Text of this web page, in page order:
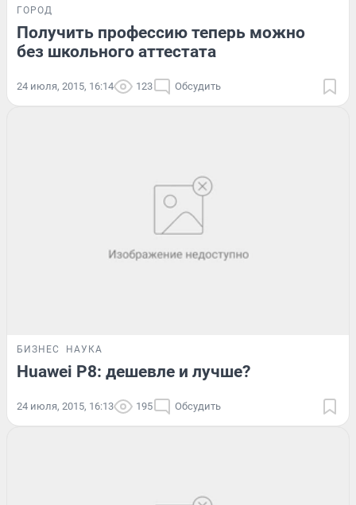
ГОРОД
Получить профессию теперь можно
без школьного аттестата
24 июля, 2015, 16:14 123 Обсудить
БИЗНЕС НАУКА
Huawei P8: дешевле и лучше?
24 июля, 2015, 16:13 195 Обсудить